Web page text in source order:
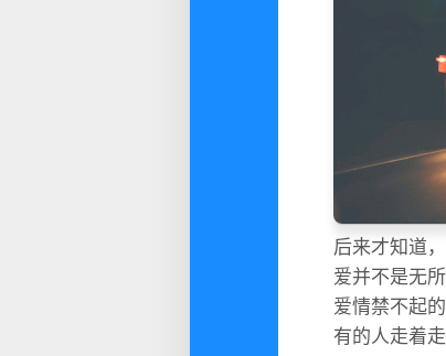
后来才知道，
爱并不是无所
爱情禁不起
有的人走着走